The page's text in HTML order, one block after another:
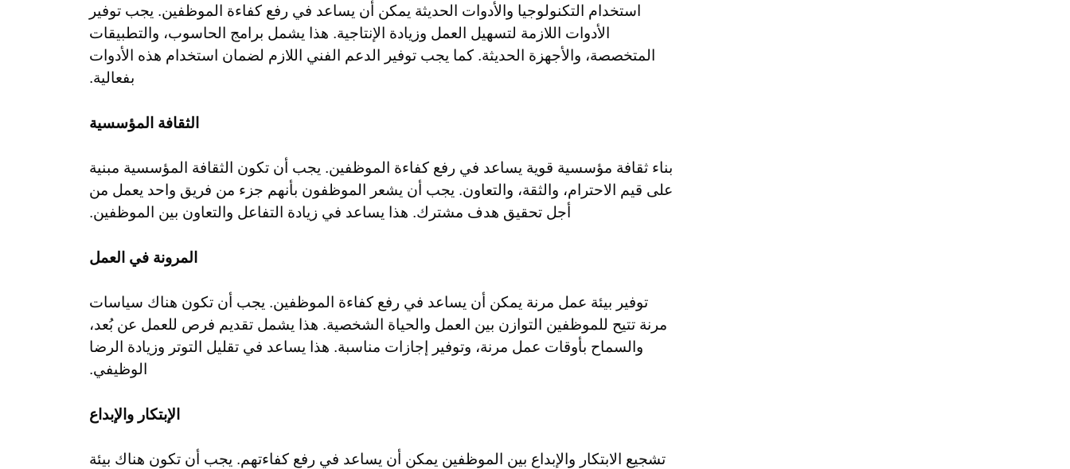
استخدام التكنولوجيا والأدوات الحديثة يمكن أن يساعد في رفع كفاءة الموظفين. يجب توفير
الأدوات اللازمة لتسهيل العمل وزيادة الإنتاجية. هذا يشمل برامج الحاسوب، والتطبيقات
المتخصصة، والأجهزة الحديثة. كما يجب توفير الدعم الفني اللازم لضمان استخدام هذه الأدوات
بفعالية.
الثقافة المؤسسية
بناء ثقافة مؤسسية قوية يساعد في رفع كفاءة الموظفين. يجب أن تكون الثقافة المؤسسية مبنية
على قيم الاحترام، والثقة، والتعاون. يجب أن يشعر الموظفون بأنهم جزء من فريق واحد يعمل من
أجل تحقيق هدف مشترك. هذا يساعد في زيادة التفاعل والتعاون بين الموظفين.
المرونة في العمل
توفير بيئة عمل مرنة يمكن أن يساعد في رفع كفاءة الموظفين. يجب أن تكون هناك سياسات
مرنة تتيح للموظفين التوازن بين العمل والحياة الشخصية. هذا يشمل تقديم فرص للعمل عن بُعد،
والسماح بأوقات عمل مرنة، وتوفير إجازات مناسبة. هذا يساعد في تقليل التوتر وزيادة الرضا
الوظيفي.
الإبتكار والإبداع
تشجيع الابتكار والإبداع بين الموظفين يمكن أن يساعد في رفع كفاءتهم. يجب أن تكون هناك بيئة